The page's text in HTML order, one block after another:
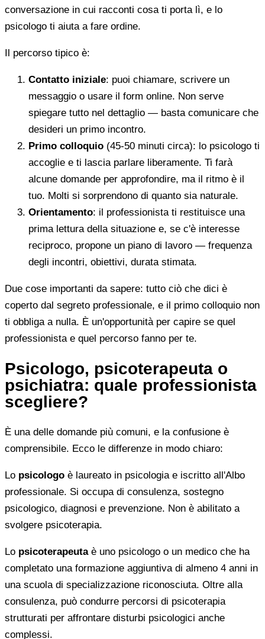
conversazione in cui racconti cosa ti porta lì, e lo
psicologo ti aiuta a fare ordine.
Il percorso tipico è:
Contatto iniziale: puoi chiamare, scrivere un
messaggio o usare il form online. Non serve
spiegare tutto nel dettaglio — basta comunicare che
desideri un primo incontro.
Primo colloquio (45-50 minuti circa): lo psicologo ti
accoglie e ti lascia parlare liberamente. Ti farà
alcune domande per approfondire, ma il ritmo è il
tuo. Molti si sorprendono di quanto sia naturale.
Orientamento: il professionista ti restituisce una
prima lettura della situazione e, se c'è interesse
reciproco, propone un piano di lavoro — frequenza
degli incontri, obiettivi, durata stimata.
Due cose importanti da sapere: tutto ciò che dici è
coperto dal segreto professionale, e il primo colloquio non
ti obbliga a nulla. È un'opportunità per capire se quel
professionista e quel percorso fanno per te.
Psicologo, psicoterapeuta o
psichiatra: quale professionista
scegliere?
È una delle domande più comuni, e la confusione è
comprensibile. Ecco le differenze in modo chiaro:
Lo psicologo è laureato in psicologia e iscritto all'Albo
professionale. Si occupa di consulenza, sostegno
psicologico, diagnosi e prevenzione. Non è abilitato a
svolgere psicoterapia.
Lo psicoterapeutaè uno psicologo o un medico che ha
completato una formazione aggiuntiva di almeno 4 anni in
una scuola di specializzazione riconosciuta. Oltre alla
consulenza, può condurre percorsi di psicoterapia
strutturati per affrontare disturbi psicologici anche
complessi.